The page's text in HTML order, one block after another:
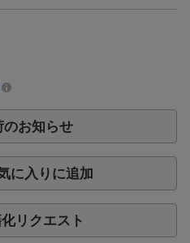
のお知らせ
に入りに追加
リクエスト